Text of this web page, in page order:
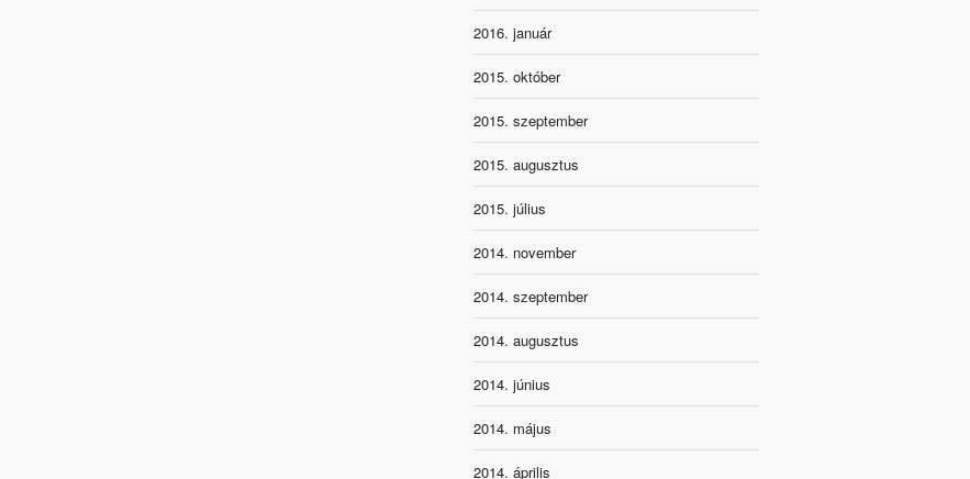
2016. január
2015. október
2015. szeptember
2015. augusztus
2015. július
2014. november
2014. szeptember
2014. augusztus
2014. június
2014. május
2014. április